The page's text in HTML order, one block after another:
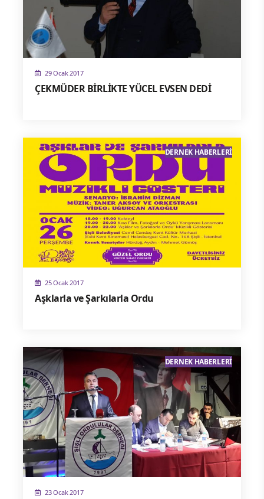
29 Ocak 2017
ÇEKMÜDER BİRLİKTE YÜCEL EVSEN DEDİ
25 Ocak 2017
Aşklarla ve Şarkılarla Ordu
DERNEK HABERLERI
23 Ocak 2017
DERNEK HABERLERI